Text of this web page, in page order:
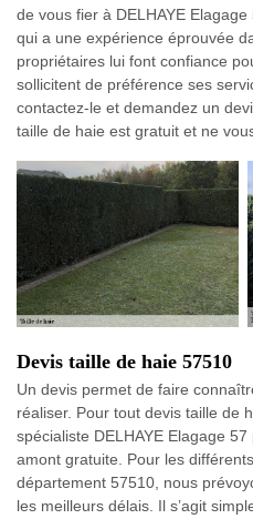
de vous fier à DELHAYE
qui a une expérience éprouvée
propriétaires lui font confiance
sollicitent de préférence ses
contactez-le et demandez un
taille de haie est gratuit et ne
Devis taille de haie 57510
Un devis permet de faire
réaliser. Pour tout devis taille de
spécialiste DELHAYE Elagage
amont gratuite. Pour les
département 57510, nous
les meilleurs délais. Il s’agit